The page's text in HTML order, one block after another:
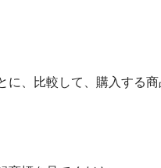
に、比較して、購入する